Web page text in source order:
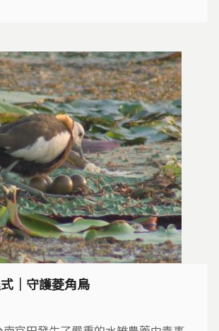
、高樓大廈，這夜裡小精靈的棲身場
樣出現許多地難關在等待牠們…
｜守護菱角鳥